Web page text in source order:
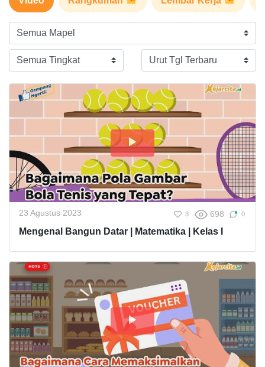
23 Agustus 2023 3 698 0
Mengenal Bangun Datar | Matematika | Kelas I